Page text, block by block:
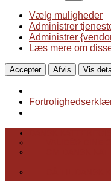
Vælg muligheder
Administrer
Administrer
Læs mere om
Accepter Afvis Vis